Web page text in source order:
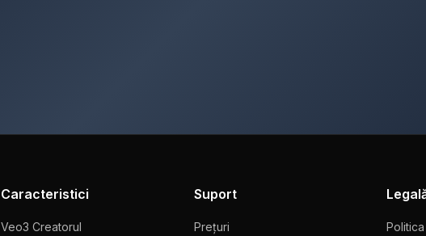
Caracteristici
Veo3 Creatorul
Suport
Prețuri